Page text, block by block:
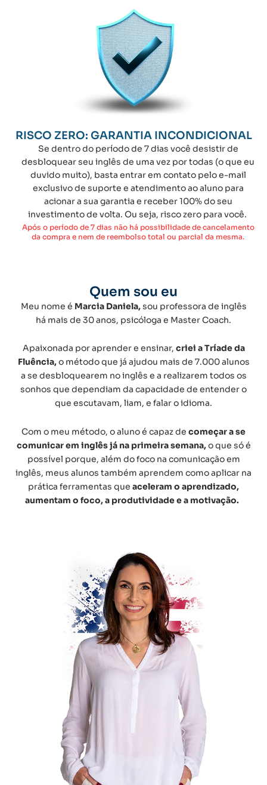
RISCO ZERO: GARANTIA INCONDICIONAL
Se dentro do período de 7 dias você desistir de
desbloquear seu inglês de uma vez por todas (o que eu
duvido muito), basta entrar em contato pelo e-mail
exclusivo de suporte e atendimento ao aluno para
acionar a sua garantia e receber 100% do seu
investimento de volta. Ou seja, risco zero para você.
Após o período de 7 dias não há possibilidade de cancelamento
da compra e nem de reembolso total ou parcial da mesma.
Quem sou eu
Meu nome é Marcia Daniela,sou professora de inglês
há mais de 30 anos, psicóloga e Master Coach.
Apaixonada por aprender e ensinar, criei a Tríade da
Fluência,o método que já ajudou mais de 7.000 alunos
a se desbloquearem no inglês e a realizarem todos os
sonhos que dependiam da capacidade de entender o
que escutavam, liam, e falar o idioma.
Com o meu método, o aluno é capaz de começar a se
comunicar em inglês já na primeira semana,o que só é
possível porque, além do foco na comunicação em
inglês, meus alunos também aprendem como aplicar na
prática ferramentas que aceleram o aprendizado,
aumentam o foco, a produtividade e a motivação.